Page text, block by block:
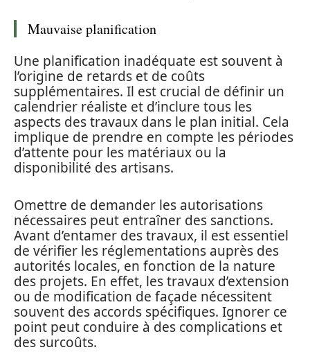
Mauvaise planification
Une planification inadéquate est souvent à
l’origine de retards et de coûts
supplémentaires. Il est crucial de définir un
calendrier réaliste et d’inclure tous les
aspects des travaux dans le plan initial. Cela
implique de prendre en compte les périodes
d’attente pour les matériaux ou la
disponibilité des artisans.
Omettre de demander les autorisations
nécessaires peut entraîner des sanctions.
Avant d’entamer des travaux, il est essentiel
de vérifier les réglementations auprès des
autorités locales, en fonction de la nature
des projets. En effet, les travaux d’extension
ou de modification de façade nécessitent
souvent des accords spécifiques. Ignorer ce
point peut conduire à des complications et
des surcoûts.